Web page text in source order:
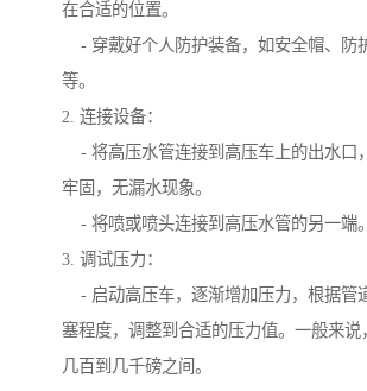
在合适的位置。
- 穿戴好个人防护装备，如安全帽、防
等。
2. 连接设备：
- 将高压水管连接到高压车上的出水口
牢固，无漏水现象。
- 将喷或喷头连接到高压水管的另一端。
3. 调试压力：
- 启动高压车，逐渐增加压力，根据管
塞程度，调整到合适的压力值。一般来说
几百到几千磅之间。